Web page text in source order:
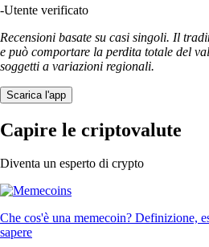
-Utente verificato
Recensioni basate su casi singoli. Il
e può comportare la perdita totale del
soggetti a variazioni regionali.
Scarica l'app
Capire le criptovalute
Diventa un esperto di crypto
Che cos'è una memecoin? Definizione,
sapere